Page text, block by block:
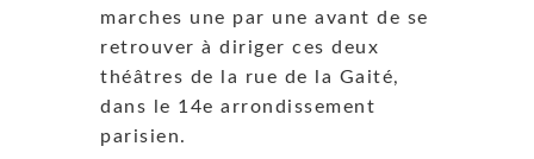
marches une par une avant de se
retrouver à diriger ces deux
théâtres de la rue de la Gaité,
dans le 14e arrondissement
parisien.